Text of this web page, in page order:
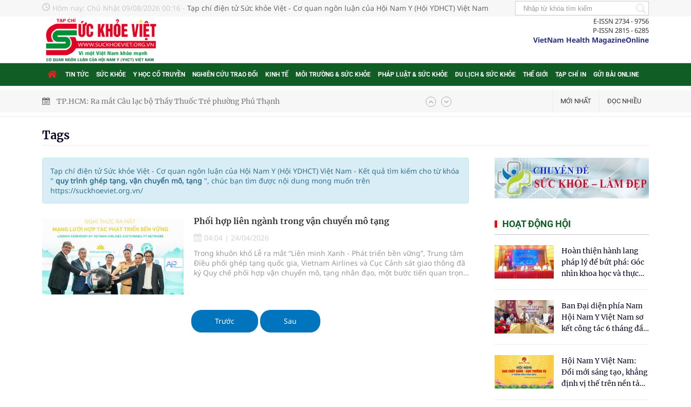
Hôm nay: Chủ Nhật 09/08/2026 00:16 - Tạp chí điện tử Sức khỏe Việt - Cơ quan ngôn luận của Hội Nam Y (Hội YDHCT) Việt Nam
E-ISSN 2734 - 9756
P-ISSN 2815 - 6285
VietNam Health MagazineOnline
TIN TỨC SỨC KHỎE Y HỌC CỔ TRUYỀN NGHIÊN CỨU TRAO ĐỔI KINH TẾ MÔI TRƯỜNG & SỨC KHỎE PHÁP LUẬT & SỨC KHỎE DU LỊCH & SỨC KHỎE THẾ GIỚI TẠP CHÍ IN GỬI BÀI ONLINE
TP.HCM: Ra mắt Câu lạc bộ Thầy Thuốc Trẻ phường Phú Thạnh
Triển khai đồng bộ các giải pháp quản lý chất lượng thuốc
Cách âm nhạc trị liệu được “đo ni đóng giày”
Dự báo thời tiết ngày 08/8/2026: Bắc Bộ nắng nóng, nhiệt độ cao nhất 35 độ
Đắk Lắk: Đẩy nhanh tiến độ khám sức khỏe định kỳ, khám sàng lọc cho người dân
Tổng hợp những cách trị thâm body nách, bẹn, mông cực hiệu quả
Tỷ lệ tật khúc xạ ở trẻ gia tăng: Khuyến nghị của chuyên gia
MỚI NHẤT ĐỌC NHIỀU
Tags
Tạp chí điện tử Sức khỏe Việt - Cơ quan ngôn luận của Hội Nam Y (Hội YDHCT) Việt Nam - Kết quả tìm kiếm cho từ khóa
" quy trình ghép tạng, vận chuyển mô, tạng ", chúc bạn tìm được nội dung mong muốn trên
https://suckhoeviet.org.vn/
Phối hợp liên ngành trong vận chuyển mô tạng
04:04 | 24/04/2026
Trong khuôn khổ Lễ ra mắt “Liên minh Xanh - Phát triển bền vững”, Trung tâm
Điều phối ghép tạng quốc gia, Vietnam Airlines và Cục Cảnh sát giao thông đã
ký Quy chế phối hợp vận chuyển mô, tạng nhân đạo, một bước tiến quan trọng
Trước Sau
HOẠT ĐỘNG HỘI
Hoàn thiện hành lang
pháp lý để bứt phá: Góc
nhìn khoa học và thực
cho Luật Y dược cổ
truyền Việt Nam"
Ban Đại diện phía Nam
Hội Nam Y Việt Nam sơ
kết công tác 6 tháng đầu
Hội Nam Y Việt Nam:
Đổi mới sáng tạo, khẳng
định vị thế trên nền tảng